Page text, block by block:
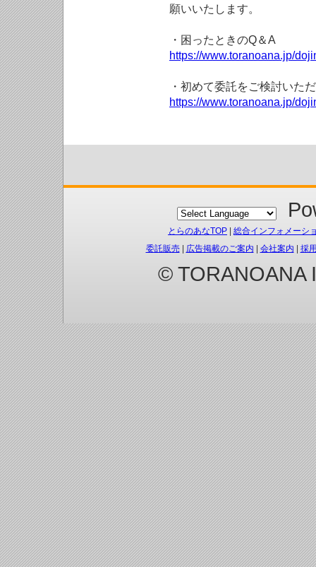
願いいたします。
・困ったときのQ＆A
https://www.toranoana.jp/
・初めて委託をご検討いた
https://www.toranoana.jp/
とらのあなTOP
総合インフォメーシ
委託販売| 広告掲載のご案内 会社案内 採
© TORANOANA